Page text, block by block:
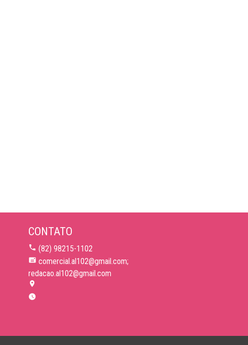
CONTATO
(82) 98215-1102
comercial.al102@gmail.com;
redacao.al102@gmail.com